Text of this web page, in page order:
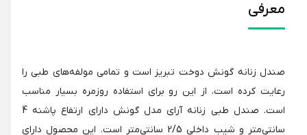
معرفی
صندل زنانه گونش دوخت تبریز است و تمامی مولفه‌های طبی را
رعایت کرده است، از این رو برای استفاده روزمره بسیار مناسب
است. صندل طبی زنانه آرای مدل گونش دارای ارتفاع پاشنه 4
سانتی‌متر و شیب داخلی 2/5 سانتی‌متر است. این محصول دارای